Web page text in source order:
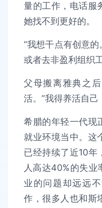
量的工作，电话服
她找不到更好的。
“我想干点有创意
或者去非盈利组织
父母搬离雅典之
活。”我得养活自己
希腊的年轻一代现
就业环境当中。这
已经持续了近10年
人高达40%的失业
业的问题却远远
作，很多人也和斯